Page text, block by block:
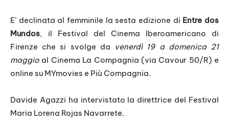
LINK
EMBED
E’ declinata al femminile la sesta edizione di Entre dos
Mundos, il Festival del Cinema Iberoamericano di
Firenze che si svolge da venerdì 19 a domenica 21
maggio al Cinema La Compagnia (via Cavour 50/R) e
online su MYmovies e Più Compagnia.
Davide Agazzi ha intervistato la direttrice del Festival
Maria Lorena Rojas Navarrete.